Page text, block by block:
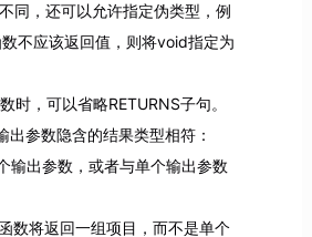
同，还可以允许指定伪类型，例
不应该返回值，则将void指定为
时，可以省略RETURNS子句。
出参数隐含的结果类型相符：
输出参数，或者与单个输出参数
数将返回一组项目，而不是单个